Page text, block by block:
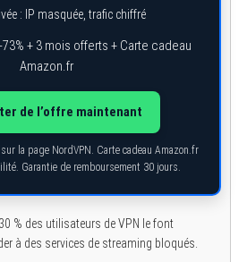
: IP masquée, trafic chiffré
-73% + 3 mois offerts + Carte cadeau
Amazon.fr
de l’offre maintenant
la page NordVPN. Carte cadeau Amazon.fr
Garantie de remboursement 30 jours.
% des utilisateurs de VPN le font
à des services de streaming bloqués.